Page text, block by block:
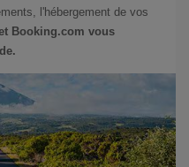
l'hébergement de vos
et Booking.com vous